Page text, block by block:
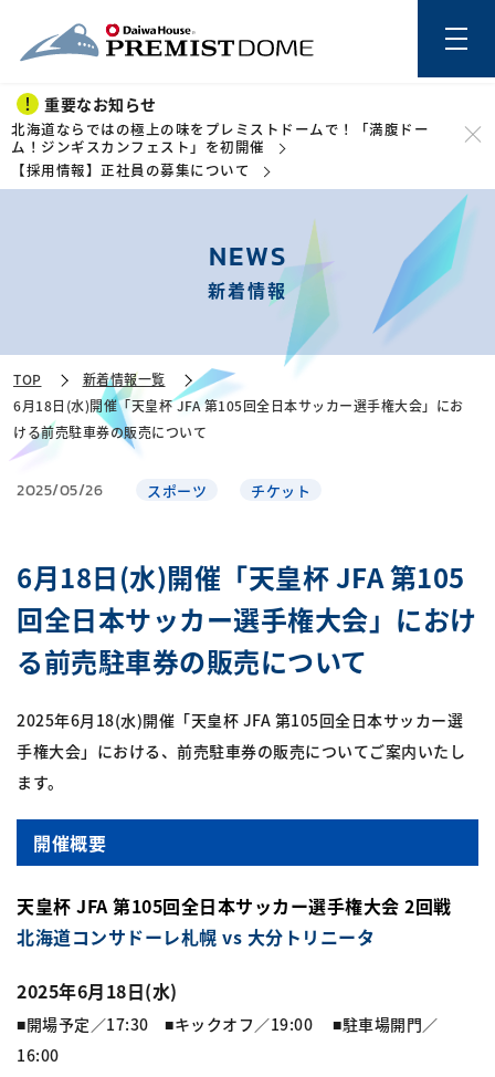
このページの本文を読む
重要なお知らせ
北海道ならではの極上の味をプレミストドームで！「満腹ドー
ム！ジンギスカンフェスト」を初開催
【採用情報】正社員の募集について
NEWS
新着情報
TOP
新着情報一覧
6月18日(水)開催「天皇杯 JFA 第105回全日本サッカー選手権大会」にお
ける前売駐車券の販売について
2025/05/26 スポーツ チケット
6月18日(水)開催「天皇杯 JFA 第105
回全日本サッカー選手権大会」におけ
る前売駐車券の販売について
2025年6月18(水)開催「天皇杯 JFA 第105回全日本サッカー選
手権大会」における、前売駐車券の販売についてご案内いたし
ます。
開催概要
天皇杯 JFA 第105回全日本サッカー選手権大会 2回戦
北海道コンサドーレ札幌 vs 大分トリニータ
2025年6月18日(水)
■開場予定／17:30 ■キックオフ／19:00 ■駐車場開門／
16:00